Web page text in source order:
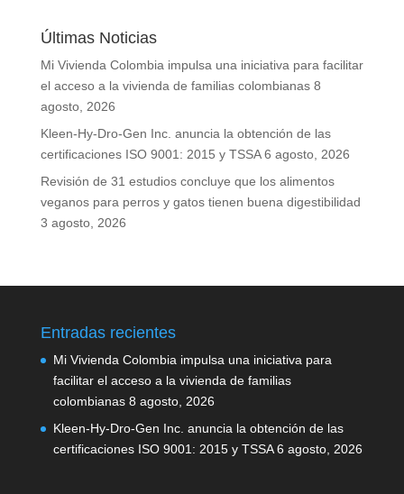
Últimas Noticias
Mi Vivienda Colombia impulsa una iniciativa para facilitar
el acceso a la vivienda de familias colombianas 8
agosto, 2026
Kleen-Hy-Dro-Gen Inc. anuncia la obtención de las
certificaciones ISO 9001: 2015 y TSSA 6 agosto, 2026
Revisión de 31 estudios concluye que los alimentos
veganos para perros y gatos tienen buena digestibilidad
3 agosto, 2026
Entradas recientes
Mi Vivienda Colombia impulsa una iniciativa para
facilitar el acceso a la vivienda de familias
colombianas 8 agosto, 2026
Kleen-Hy-Dro-Gen Inc. anuncia la obtención de las
certificaciones ISO 9001: 2015 y TSSA 6 agosto, 2026